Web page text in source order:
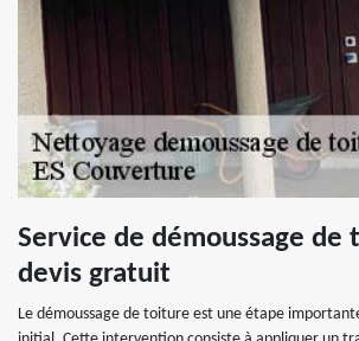
Service de démoussage de
devis gratuit
Le démoussage de toiture est une étape